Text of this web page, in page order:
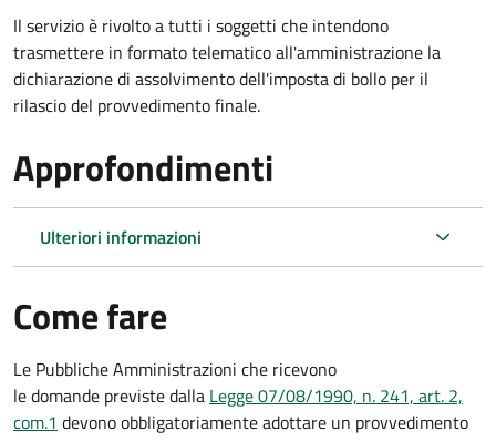
Il servizio è rivolto a tutti i soggetti che intendono
trasmettere in formato telematico all'amministrazione la
dichiarazione di assolvimento dell'imposta di bollo per il
rilascio del provvedimento finale.
Approfondimenti
Ulteriori informazioni
Come fare
Le Pubbliche Amministrazioni che ricevono
le domande previste dalla Legge 07/08/1990, n. 241, art. 2,
com.1 devono obbligatoriamente adottare un provvedimento